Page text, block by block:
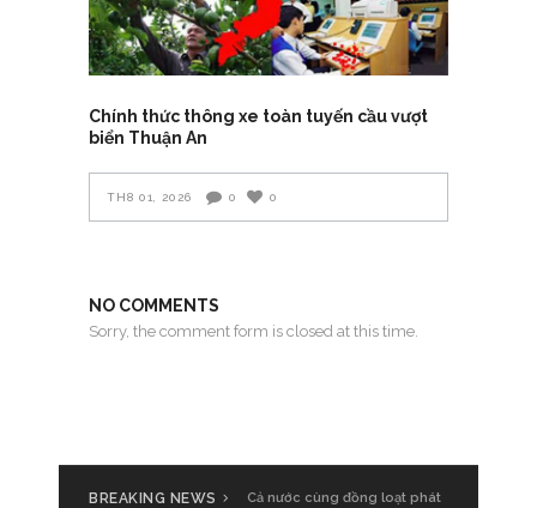
Chính thức thông xe toàn tuyến cầu vượt
biển Thuận An
TH8 01, 2026 0 0
NO COMMENTS
Sorry, the comment form is closed at this time.
BREAKING NEWS Cả nước cùng đồng loạt phát